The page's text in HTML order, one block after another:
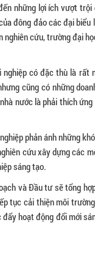
những lợi ích vượt
đông đảo các đại
cứu, trường đại
có đặc thù là
cũng có những
nước là phải thích
phản ánh những
cứu xây dựng các
sáng tạo.
và Đầu tư sẽ tổng
tục cải thiện môi
hoạt động đổi mới